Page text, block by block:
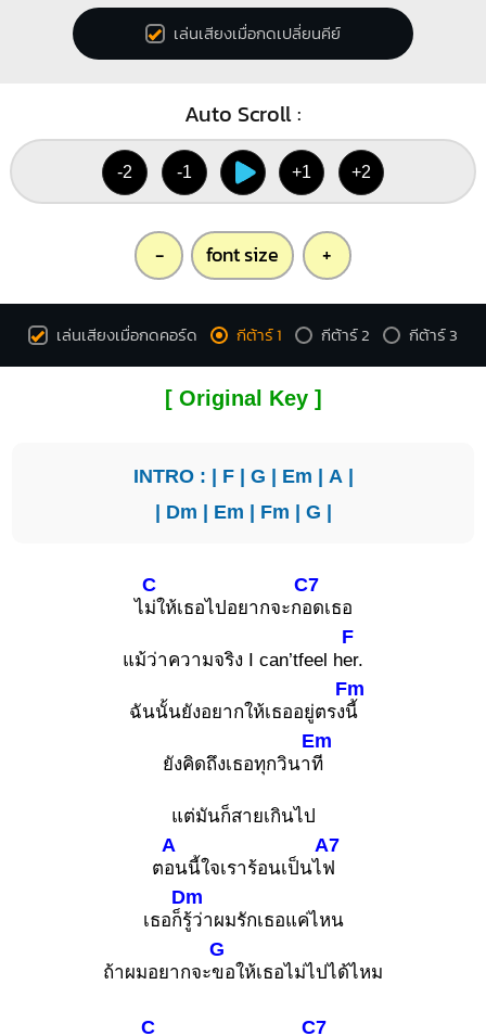
เล่นเสียงเมื่อกดเปลี่ยนคีย์
Auto Scroll :
-2 -1 +1 +2
- font size +
เล่นเสียงเมื่อกดคอร์ด กีต้าร์ 1 กีต้าร์ 2 กีต้าร์ 3
[ Original Key ]
INTRO : | F| G | Em | A |
| Dm | Em | Fm | G |
ไ
C
ม่ให้เธอไปอยากจะก
C7
อดเธอ
แม้ว่าความจริง I can’tfeel h
F
er.
ฉันนั้นยังอยากให้เธออยู่ตรง
Fm
นี้
ยังคิดถึงเธอทุกวินา
Em
ที
แต่มันก็สายเกินไป
ต
A
อนนี้ใจเราร้อนเป็นไ
A7
ฟ
เธอก็
Dm
รู้ว่าผมรักเธอแค่ไหน
ถ้าผมอยากจะ
G
ขอให้เธอไม่ไปได้ไหม
C C7